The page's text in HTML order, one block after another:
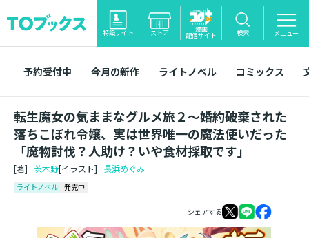
特設サイト ストア 漫画
配信サイト 検索 メニュー
予約受付中 今月の新作 ライトノベル コミックス
転生魔女の気ままなグルメ旅２～婚約破棄された
落ちこぼれ令嬢、実は世界唯一の魔法使いだった
「魔物討伐？人助け？いや食材採取です」
[著] 茨木野[イラスト] 長浜めぐみ
ライトノベル 発売中
シェアする